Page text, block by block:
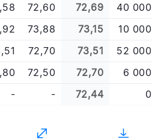
72,60 72,69
40 000
73,88 73,15
10 000
72,70 73,51
52 000
72,50 72,70
6 000
- - 72,44 0